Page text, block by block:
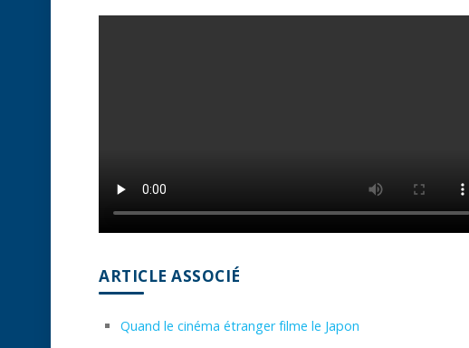
ARTICLE ASSOCIÉ
Quand le cinéma étranger filme le Japon